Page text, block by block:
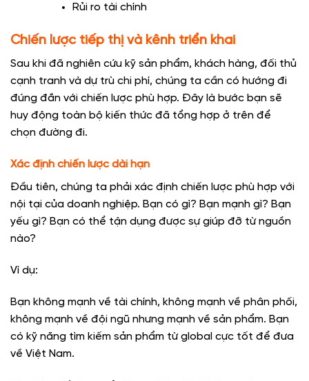
Rủi ro tài chính
Chiến lược tiếp thị và kênh triển khai
Sau khi đã nghiên cứu kỹ sản phẩm, khách hàng, đối thủ
cạnh tranh và dự trù chi phí, chúng ta cần có hướng đi
đúng đắn với chiến lược phù hợp. Đây là bước bạn sẽ
huy động toàn bộ kiến thức đã tổng hợp ở trên để
chọn đường đi.
Xác định chiến lược dài hạn
Đầu tiên, chúng ta phải xác định chiến lược phù hợp với
nội tại của doanh nghiệp. Bạn có gì? Bạn mạnh gì? Bạn
yếu gì? Bạn có thể tận dụng được sự giúp đỡ từ nguồn
nào?
Ví dụ:
Bạn không mạnh về tài chính, không mạnh về phân phối,
không mạnh về đội ngũ nhưng mạnh về sản phẩm. Bạn
có kỹ năng tìm kiếm sản phẩm từ global cực tốt để đưa
về Việt Nam.